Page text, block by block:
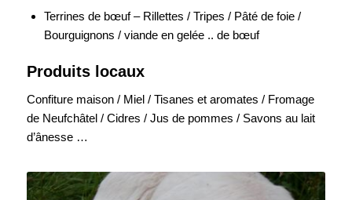
Terrines de bœuf – Rillettes / Tripes / Pâté de foie /
Bourguignons / viande en gelée .. de bœuf
Produits locaux
Confiture maison / Miel / Tisanes et aromates / Fromage
de Neufchâtel / Cidres / Jus de pommes / Savons au lait
d’ânesse …